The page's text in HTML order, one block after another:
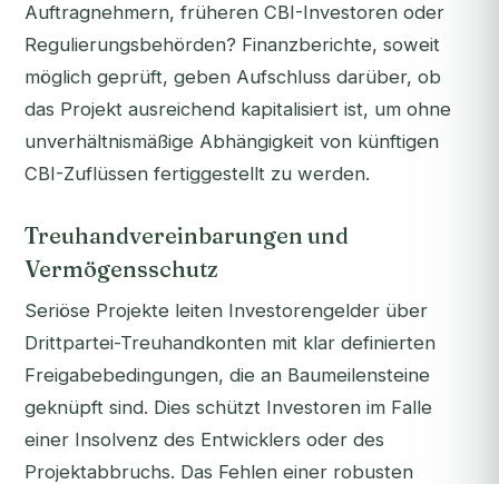
Auftragnehmern, früheren CBI-Investoren oder
Regulierungsbehörden? Finanzberichte, soweit
möglich geprüft, geben Aufschluss darüber, ob
das Projekt ausreichend kapitalisiert ist, um ohne
unverhältnismäßige Abhängigkeit von künftigen
CBI-Zuflüssen fertiggestellt zu werden.
Treuhandvereinbarungen und
Vermögensschutz
Seriöse Projekte leiten Investorengelder über
Drittpartei-Treuhandkonten mit klar definierten
Freigabebedingungen, die an Baumeilensteine
geknüpft sind. Dies schützt Investoren im Falle
einer Insolvenz des Entwicklers oder des
Projektabbruchs. Das Fehlen einer robusten